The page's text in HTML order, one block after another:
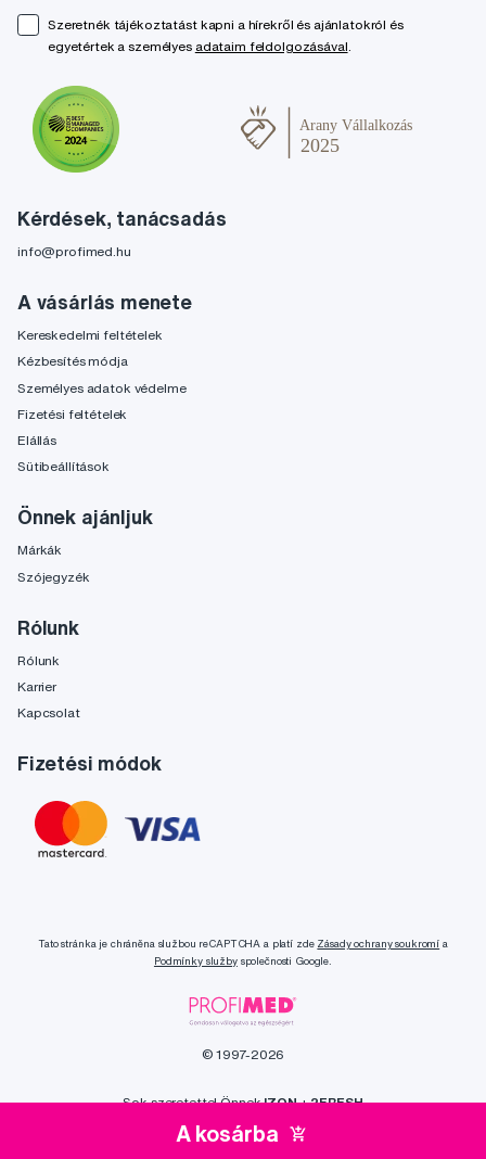
A kosárba
Kérdések, tanácsadás
info@profimed.hu
A vásárlás menete
Kereskedelmi feltételek
Kézbesítés módja
Személyes adatok védelme
Fizetési feltételek
Elállás
Sütibeállítások
Önnek ajánljuk
Márkák
Szójegyzék
Rólunk
Rólunk
Karrier
Kapcsolat
Fizetési módok
Szeretnék tájékoztatást kapni a hírekről és ajánlatokról és
egyetértek a személyes adataim feldolgozásával
Tato stránka je chráněna službou reCAPTCHA a platí zde Zásady ochrany soukromí a
Podmínky službyspolečnosti Google.
© 1997-2026
Sok szeretettel ÖnnekIZON+2FRESH